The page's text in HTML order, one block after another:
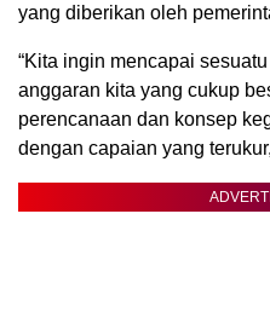
yang diberikan oleh
“Kita ingin mencapai
anggaran kita yang cukup
perencanaan dan konsep
dengan capaian yang